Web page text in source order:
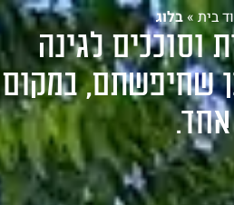
בית»בלוג
וסוככים לגינה
שחיפשתם, במקום
אחד.